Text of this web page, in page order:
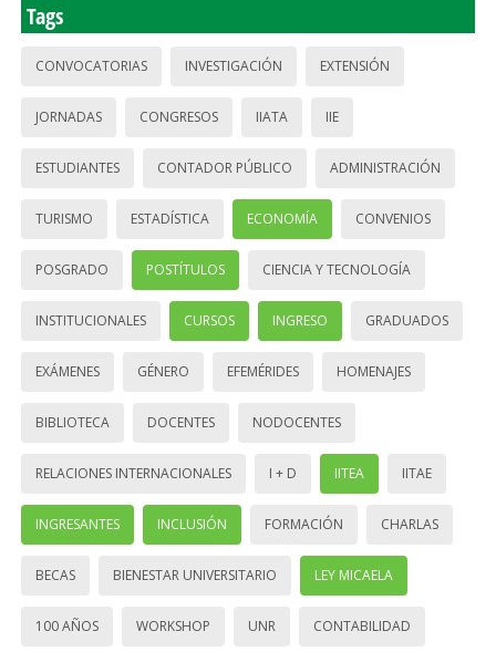
Tags
CONVOCATORIAS INVESTIGACIÓN EXTENSIÓN
JORNADAS CONGRESOS IIATA IIE
ESTUDIANTES CONTADOR PÚBLICO ADMINISTRACIÓN
TURISMO ESTADÍSTICA ECONOMÍA CONVENIOS
POSGRADO POSTÍTULOS CIENCIA Y TECNOLOGÍA
INSTITUCIONALES CURSOS INGRESO GRADUADOS
EXÁMENES GÉNERO EFEMÉRIDES HOMENAJES
BIBLIOTECA DOCENTES NODOCENTES
RELACIONES INTERNACIONALES I + D IITEA IITAE
INGRESANTES INCLUSIÓN FORMACIÓN CHARLAS
BECAS BIENESTAR UNIVERSITARIO LEY MICAELA
100 AÑOS WORKSHOP UNR CONTABILIDAD